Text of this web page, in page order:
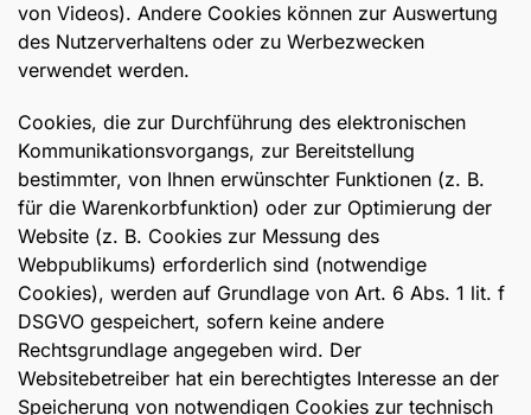
von Videos). Andere Cookies können zur Auswertung
des Nutzerverhaltens oder zu Werbezwecken
verwendet werden.
Cookies, die zur Durchführung des elektronischen
Kommunikationsvorgangs, zur Bereitstellung
bestimmter, von Ihnen erwünschter Funktionen (z. B.
für die Warenkorbfunktion) oder zur Optimierung der
Website (z. B. Cookies zur Messung des
Webpublikums) erforderlich sind (notwendige
Cookies), werden auf Grundlage von Art. 6 Abs. 1 lit. f
DSGVO gespeichert, sofern keine andere
Rechtsgrundlage angegeben wird. Der
Websitebetreiber hat ein berechtigtes Interesse an der
Speicherung von notwendigen Cookies zur technisch